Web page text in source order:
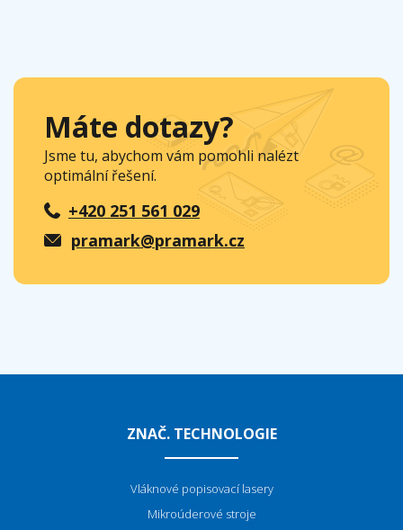
Máte dotazy?
Jsme tu, abychom vám pomohli nalézt
optimální řešení.
+420 251 561 029
pramark@pramark.cz
ZNAČ. TECHNOLOGIE
Vláknové popisovací lasery
Mikroúderové stroje